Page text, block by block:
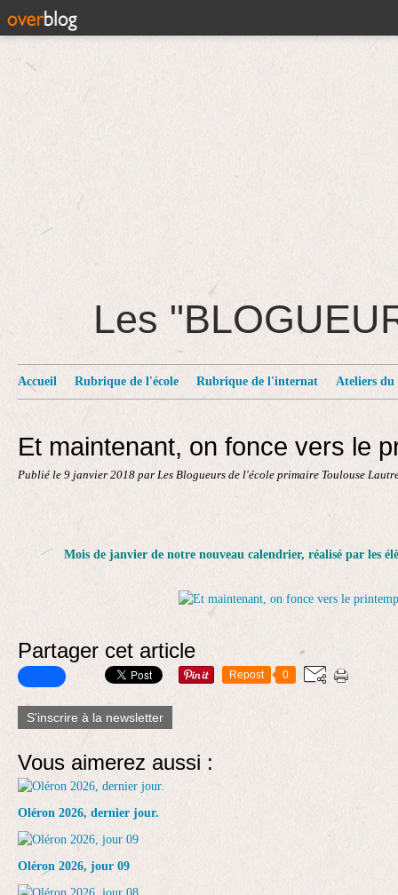
Les
Accueil Rubrique de l'école Rubrique de l'internat Ateliers du
Et maintenant, on fonce vers le
Publié le 9 janvier 2018 par Les Blogueurs de l'école primaire Toulouse
Mois de janvier de notre nouveau calendrier, réalisé par les
Partager cet article
Repost 0
S'inscrire à la newsletter
Vous aimerez aussi :
Oléron 2026, dernier jour.
Oléron 2026, jour 09